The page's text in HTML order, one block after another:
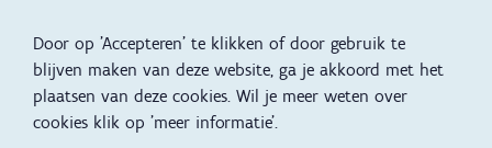
Door op 'Accepteren' te klikken of door gebruik te
blijven maken van deze website, ga je akkoord met het
plaatsen van deze cookies. Wil je meer weten over
cookies klik op 'meer informatie'.
Slapen
Voet
Kind en Gezin diensten Vertalingen